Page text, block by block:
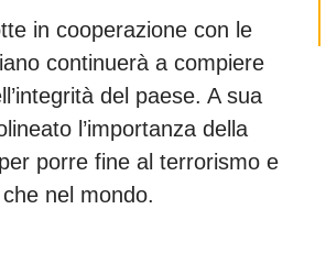
in cooperazione con le
continuerà a compiere
del paese. A sua
l’importanza della
porre fine al terrorismo e
nel mondo.